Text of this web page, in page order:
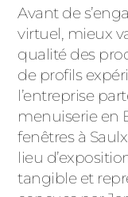
Avant de
virtuel, mieux
qualité des
de profils
l’entreprise
menuiserie en
fenêtres à
lieu
tangible et